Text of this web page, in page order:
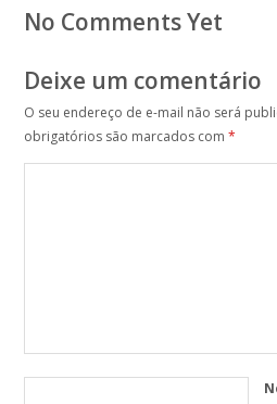
No Comments Yet
Deixe um comentário
O seu endereço de e-mail não será
obrigatórios são marcados com *